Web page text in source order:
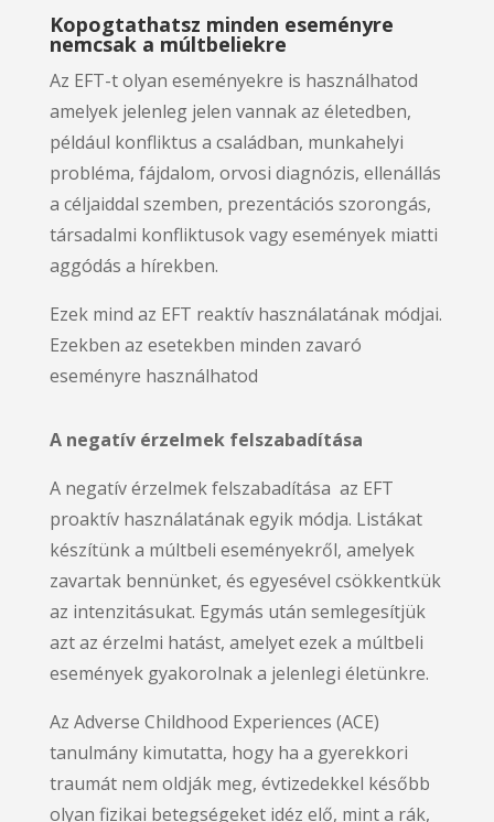
Kopogtathatsz minden eseményre
nemcsak a múltbeliekre
Az EFT-t olyan eseményekre is használhatod
amelyek jelenleg jelen vannak az életedben,
például konfliktus a családban, munkahelyi
probléma, fájdalom, orvosi diagnózis, ellenállás
a céljaiddal szemben, prezentációs szorongás,
társadalmi konfliktusok vagy események miatti
aggódás a hírekben.
Ezek mind az EFT reaktív használatának módjai.
Ezekben az esetekben minden zavaró
eseményre használhatod
A negatív érzelmek felszabadítása
A negatív érzelmek felszabadítása az EFT
proaktív használatának egyik módja. Listákat
készítünk a múltbeli eseményekről, amelyek
zavartak bennünket, és egyesével csökkentkük
az intenzitásukat. Egymás után semlegesítjük
azt az érzelmi hatást, amelyet ezek a múltbeli
események gyakorolnak a jelenlegi életünkre.
Az Adverse Childhood Experiences (ACE)
tanulmány kimutatta, hogy ha a gyerekkori
traumát nem oldják meg, évtizedekkel később
olyan fizikai betegségeket idéz elő, mint a rák,